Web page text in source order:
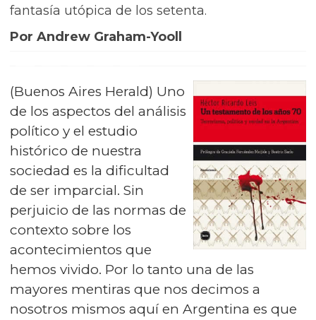
fantasía utópica de los setenta.
Por Andrew Graham-Yooll
(Buenos Aires Herald) Uno
de los aspectos del análisis
político y el estudio
histórico de nuestra
sociedad es la dificultad
de ser imparcial. Sin
perjuicio de las normas de
contexto sobre los
acontecimientos que
hemos vivido. Por lo tanto una de las
mayores mentiras que nos decimos a
nosotros mismos aquí en Argentina es que